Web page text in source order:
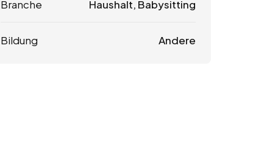
Branche Haushalt, Babysitting
Bildung Andere